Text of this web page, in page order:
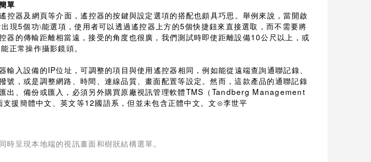
單
控器及網頁等介面，遙控器的按鍵與設定選項的搭配也頗具巧思。舉例來說，當開啟
現5個功\能選項，使用者可以透過遙控器上方的5個快捷鈕來直接選取，而不需要將
器的傳輸距離相當遠，接受的角度也很廣，我們測試時即使距離設備10公尺 以上，或
正常操作攝影鏡頭。
輸入設備的IP位址，可調整的項目與使用遙控器相同，例如能從遠端查詢通聯記錄、
號，或是調整網路、時間、連線品質、畫面配置等設定。然而，這款產品的通聯記錄
出、備份或匯入，必須另外購買原廠視訊管理軟體TMS （ Tandberg Management
支援簡體中文、英文等12國語系，但並未包含正體中文。文⊙李世平
時呈現本地端的視訊畫面和樹狀結構選單。